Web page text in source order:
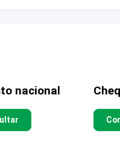
nacional